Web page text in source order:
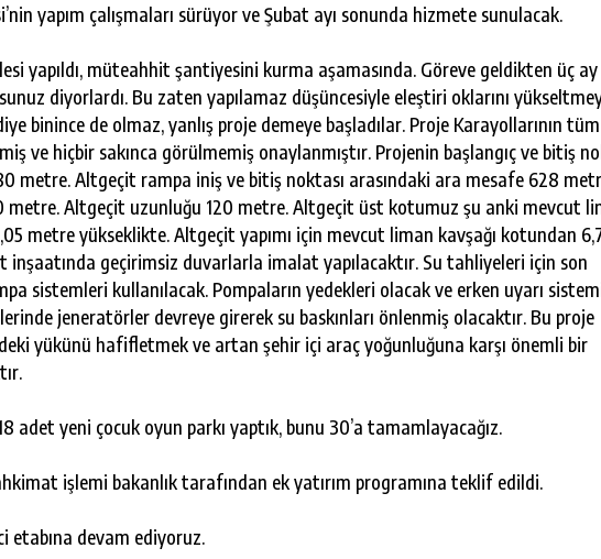
yapım çalışmaları sürüyor ve Şubat ayı sonunda hizmete sunulacak.
yapıldı, müteahhit şantiyesini kurma aşamasında. Göreve geldikten üç ay
diyorlardı. Bu zaten yapılamaz düşüncesiyle eleştiri oklarını
binince de olmaz, yanlış proje demeye başladılar. Proje Karayollarının tüm
ve hiçbir sakınca görülmemiş onaylanmıştır. Projenin başlangıç ve bitiş
metre. Altgeçit rampa iniş ve bitiş noktası arasındaki ara mesafe 628
metre. Altgeçit uzunluğu 120 metre. Altgeçit üst kotumuz şu anki mevcut
metre yükseklikte. Altgeçit yapımı için mevcut liman kavşağı kotundan
inşaatında geçirimsiz duvarlarla imalat yapılacaktır. Su tahliyeleri için son
sistemleri kullanılacak. Pompaların yedekleri olacak ve erken uyarı
jeneratörler devreye girerek su baskınları önlenmiş olacaktır. Bu proje
yükünü hafifletmek ve artan şehir içi araç yoğunluğuna karşı önemli bir
adet yeni çocuk oyun parkı yaptık, bunu 30’a tamamlayacağız.
işlemi bakanlık tarafından ek yatırım programına teklif edildi.
etabına devam ediyoruz.